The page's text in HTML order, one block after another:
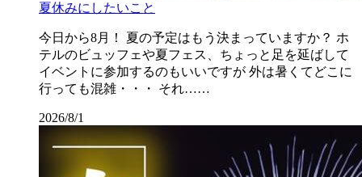
夏休みにしたいこと
今日から8月！ 夏の予定はもう決まっていますか？ ホ
テルのビュッフェや夏フェス、ちょっと足を延ばして
イベントに参加するのもいいですが 外は暑くてどこに
行っても混雑・・・ それ……
2026/8/1